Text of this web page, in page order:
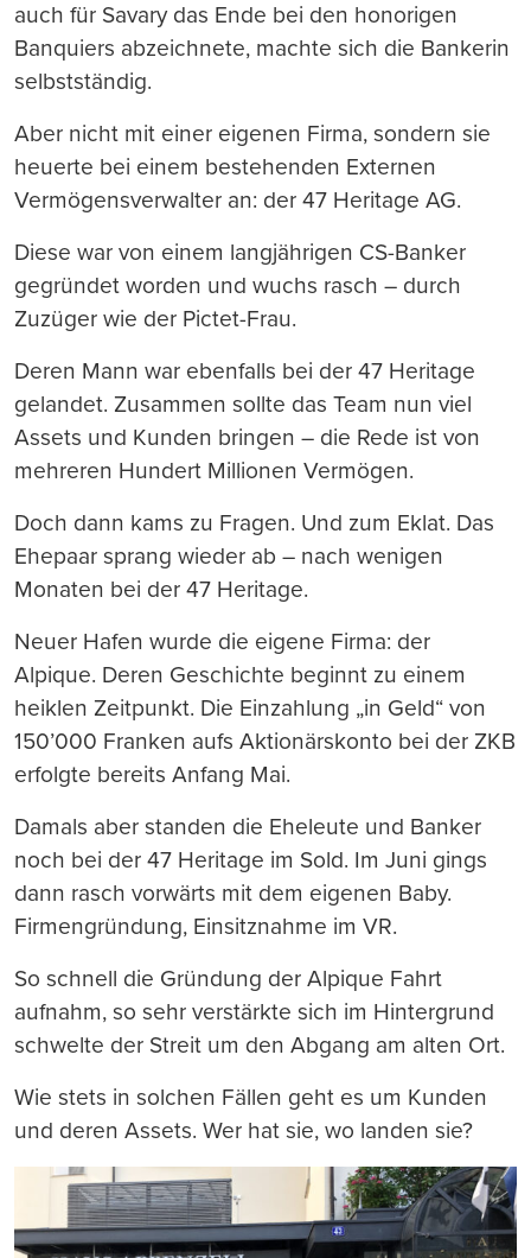
auch für Savary das Ende bei den honorigen
Banquiers abzeichnete, machte sich die Bankerin
selbstständig.
Aber nicht mit einer eigenen Firma, sondern sie
heuerte bei einem bestehenden Externen
Vermögensverwalter an: der 47 Heritage AG.
Diese war von einem langjährigen CS-Banker
gegründet worden und wuchs rasch – durch
Zuzüger wie der Pictet-Frau.
Deren Mann war ebenfalls bei der 47 Heritage
gelandet. Zusammen sollte das Team nun viel
Assets und Kunden bringen – die Rede ist von
mehreren Hundert Millionen Vermögen.
Doch dann kams zu Fragen. Und zum Eklat. Das
Ehepaar sprang wieder ab – nach wenigen
Monaten bei der 47 Heritage.
Neuer Hafen wurde die eigene Firma: der
Alpique. Deren Geschichte beginnt zu einem
heiklen Zeitpunkt. Die Einzahlung „in Geld“ von
150’000 Franken aufs Aktionärskonto bei der ZKB
erfolgte bereits Anfang Mai.
Damals aber standen die Eheleute und Banker
noch bei der 47 Heritage im Sold. Im Juni gings
dann rasch vorwärts mit dem eigenen Baby.
Firmengründung, Einsitznahme im VR.
So schnell die Gründung der Alpique Fahrt
aufnahm, so sehr verstärkte sich im Hintergrund
schwelte der Streit um den Abgang am alten Ort.
Wie stets in solchen Fällen geht es um Kunden
und deren Assets. Wer hat sie, wo landen sie?